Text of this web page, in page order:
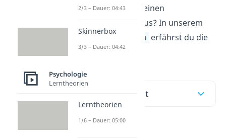
wenn ja, was macht einen
Seelenverwandten aus? In unserem
Beitrag und im
Video erfährst du die
Antwort!
Inhaltsübersicht
2/3 – Dauer: 04:43
Skinnerbox
3/3 – Dauer: 04:42
Psychologie
Lerntheorien
Lerntheorien
1/6 – Dauer: 05:00